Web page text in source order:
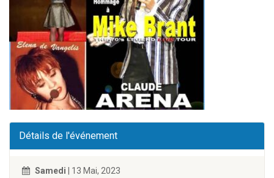
Détails de l'événement
Samedi | 13 Mai, 2023